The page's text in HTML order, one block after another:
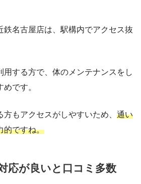
鉄名古屋店は、駅構内でアクセス抜
用する方で、体のメンテナンスをし
です。
もアクセスがしやすいため、 通い
的ですね。
応が良いと口コミ多数